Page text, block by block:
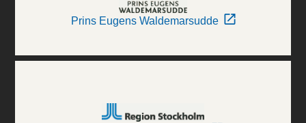
Prins Eugens Waldemarsudde